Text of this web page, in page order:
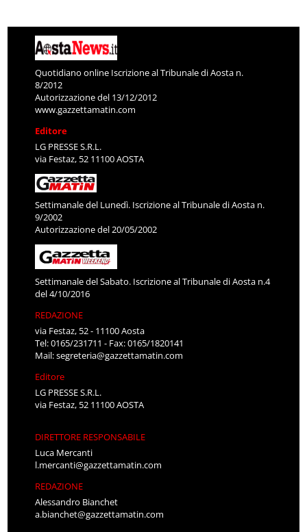
Quotidiano online Iscrizione al Tribunale di Aosta n.
8/2012
Autorizzazione del 13/12/2012
www.gazzettamatin.com
Editore
LG PRESSE S.R.L.
via Festaz, 52 11100 AOSTA
Settimanale del Lunedì. Iscrizione al Tribunale di Aosta n.
9/2002
Autorizzazione del 20/05/2002
Settimanale del Sabato. Iscrizione al Tribunale di Aosta n.4
del 4/10/2016
REDAZIONE
via Festaz, 52 - 11100 Aosta
Tel: 0165/231711 - Fax: 0165/1820141
Mail:segreteria@gazzettamatin.com
Editore
LG PRESSE S.R.L.
via Festaz, 52 11100 AOSTA
DIRETTORE RESPONSABILE
Luca Mercanti
l.mercanti@gazzettamatin.com
REDAZIONE
Alessandro Bianchet
a.bianchet@gazzettamatin.com